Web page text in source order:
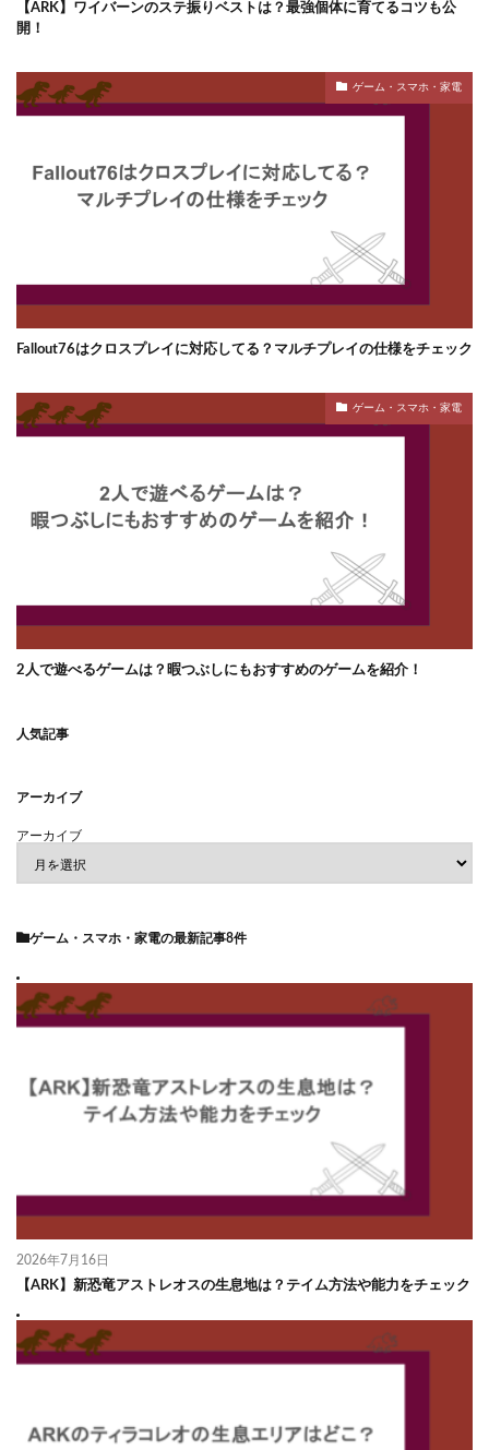
【ARK】ワイバーンのステ振りベストは？最強個体に育てるコツも公
開！
ゲーム・スマホ・家電
Fallout76はクロスプレイに対応してる？マルチプレイの仕様をチェック
ゲーム・スマホ・家電
2人で遊べるゲームは？暇つぶしにもおすすめのゲームを紹介！
人気記事
アーカイブ
アーカイブ
ゲーム・スマホ・家電の最新記事8件
2026年7月16日
【ARK】新恐竜アストレオスの生息地は？テイム方法や能力をチェック